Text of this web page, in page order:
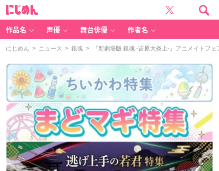
作品名 声優 舞台俳優 作者名
にじめん > ニュース > 銀魂 > 『新劇場版 銀魂 -吉原大炎上-』アニメイトフ